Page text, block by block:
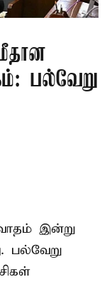
பல்வேறு
இன்று
பல்வேறு